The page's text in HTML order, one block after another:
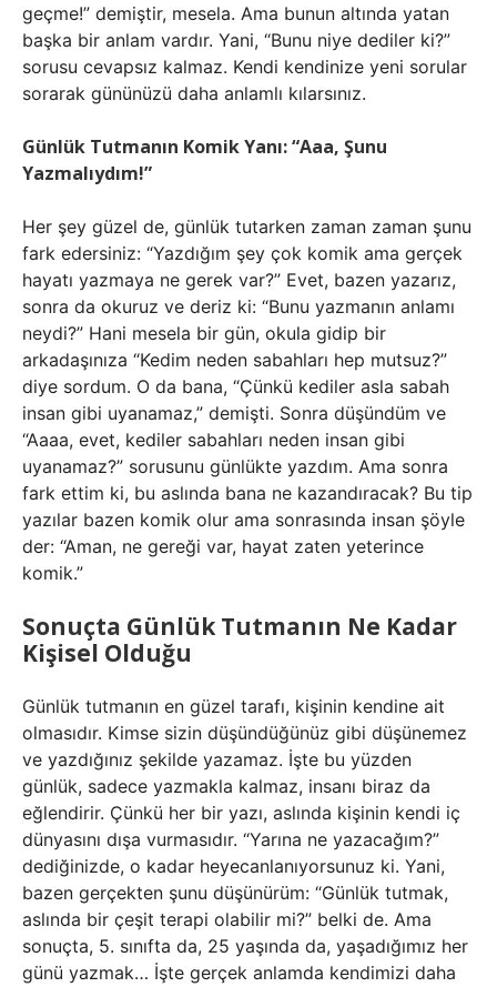
geçme!” demiştir, mesela. Ama bunun altında yatan
başka bir anlam vardır. Yani, “Bunu niye dediler ki?”
sorusu cevapsız kalmaz. Kendi kendinize yeni sorular
sorarak gününüzü daha anlamlı kılarsınız.
Günlük Tutmanın Komik Yanı: “Aaa, Şunu
Yazmalıydım!”
Her şey güzel de, günlük tutarken zaman zaman şunu
fark edersiniz: “Yazdığım şey çok komik ama gerçek
hayatı yazmaya ne gerek var?” Evet, bazen yazarız,
sonra da okuruz ve deriz ki: “Bunu yazmanın anlamı
neydi?” Hani mesela bir gün, okula gidip bir
arkadaşınıza “Kedim neden sabahları hep mutsuz?”
diye sordum. O da bana, “Çünkü kediler asla sabah
insan gibi uyanamaz,” demişti. Sonra düşündüm ve
“Aaaa, evet, kediler sabahları neden insan gibi
uyanamaz?” sorusunu günlükte yazdım. Ama sonra
fark ettim ki, bu aslında bana ne kazandıracak? Bu tip
yazılar bazen komik olur ama sonrasında insan şöyle
der: “Aman, ne gereği var, hayat zaten yeterince
komik.”
Sonuçta Günlük Tutmanın Ne Kadar
Kişisel Olduğu
Günlük tutmanın en güzel tarafı, kişinin kendine ait
olmasıdır. Kimse sizin düşündüğünüz gibi düşünemez
ve yazdığınız şekilde yazamaz. İşte bu yüzden
günlük, sadece yazmakla kalmaz, insanı biraz da
eğlendirir. Çünkü her bir yazı, aslında kişinin kendi iç
dünyasını dışa vurmasıdır. “Yarına ne yazacağım?”
dediğinizde, o kadar heyecanlanıyorsunuz ki. Yani,
bazen gerçekten şunu düşünürüm: “Günlük tutmak,
aslında bir çeşit terapi olabilir mi?” belki de. Ama
sonuçta, 5. sınıfta da, 25 yaşında da, yaşadığımız her
günü yazmak… İşte gerçek anlamda kendimizi daha